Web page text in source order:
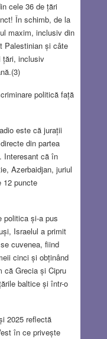
cele 36 de țări
În schimb, de la
maxim, inclusiv din
Palestinian și câte
țări, inclusiv
politică față
este că jurații
din partea
Interesant că în
Azerbaidjan, juriul
12 puncte
și-a pus
Israelul a primit
cuvenea, fiind
cinci și obținând
că Grecia și Cipru
baltice și într-o
2025 reflectă
în ce privește